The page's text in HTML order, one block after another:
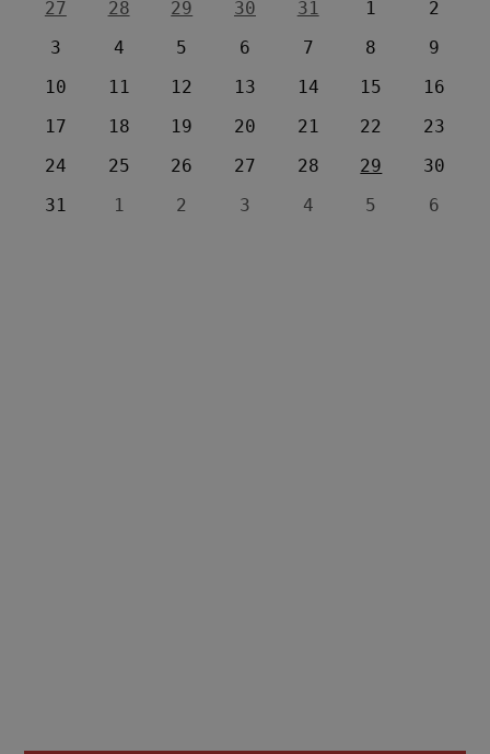
27
28 29 30 31 1
2
3
4 5 6 7 8
9
10
11 12 13 14 15
16
17
18 19 20 21 22
23
24
25 26 27 28 29
30
31
1 2 3 4 5 6